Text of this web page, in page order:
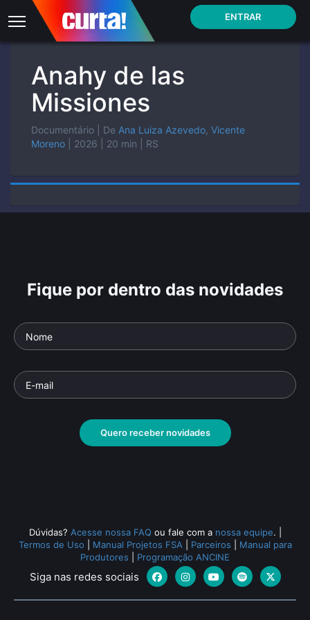
ENTRAR
Anahy de las
Missiones
Documentário | De Ana Luiza Azevedo Vicente
Moreno
| 2026 | 20 min | RS
Fique por dentro das novidades
Quero receber novidades
Dúvidas? Acesse nossa FAQ ou fale com a nossa equipe.
Termos de Uso
Manual Projetos FSA Parceiros
Manual para
Produtores
Programação ANCINE
Siga nas redes sociais